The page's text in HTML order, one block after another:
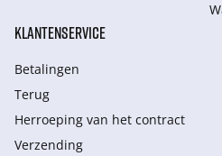
KLANTENSERVICE
Betalingen
Terug
Herroeping van het contract
Verzending